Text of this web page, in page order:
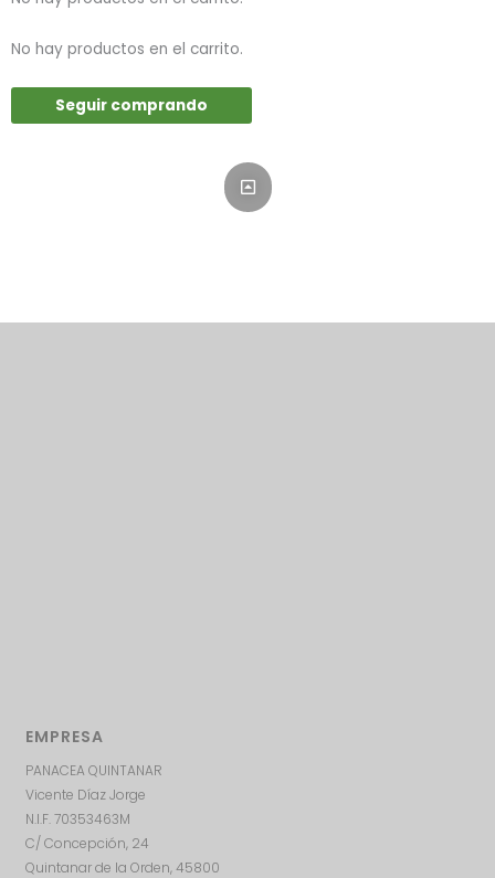
No hay productos en el carrito.
Seguir comprando
EMPRESA
PANACEA QUINTANAR
Vicente Díaz Jorge
N.I.F. 70353463M
C/ Concepción, 24
Quintanar de la Orden, 45800